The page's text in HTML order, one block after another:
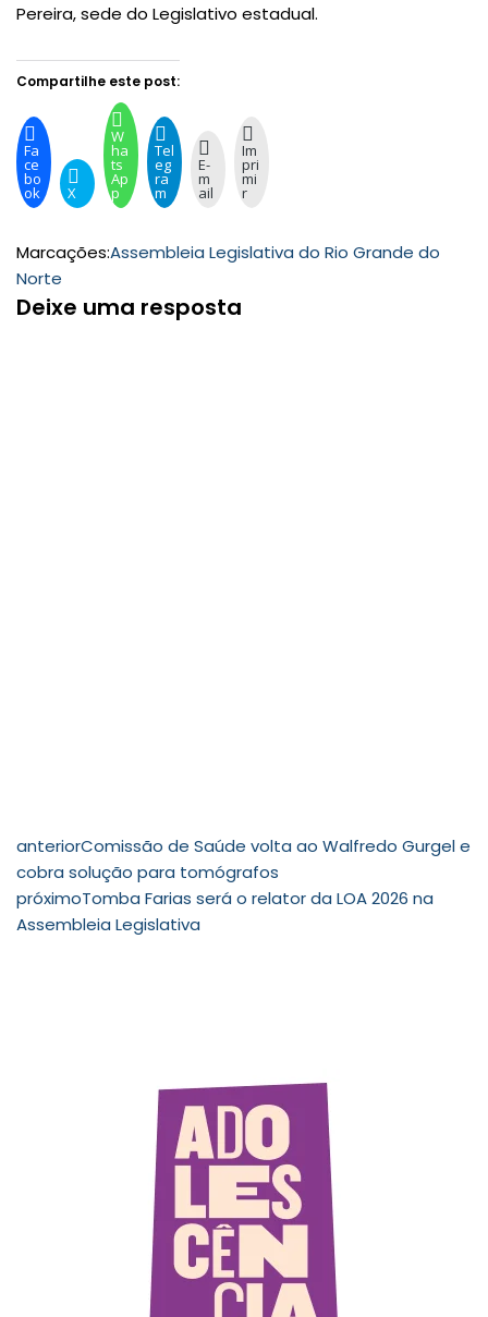
Pereira, sede do Legislativo estadual.
Compartilhe este post:
Fa
ce
bo
ok X
W
ha
ts
Ap
p
Tel
eg
ra
m
E-
m
ail
Im
pri
mi
r
Marcações:Assembleia Legislativa do Rio Grande do
Norte
Deixe uma resposta
anteriorComissão de Saúde volta ao Walfredo Gurgel e
cobra solução para tomógrafos
próximoTomba Farias será o relator da LOA 2026 na
Assembleia Legislativa